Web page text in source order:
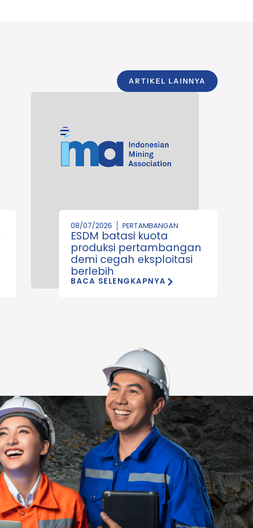
ARTIKEL LAINNYA
08/07/2026 PERTAMBANGAN
ESDM batasi kuota
produksi pertambangan
demi cegah eksploitasi
berlebih
BACA SELENGKAPNYA